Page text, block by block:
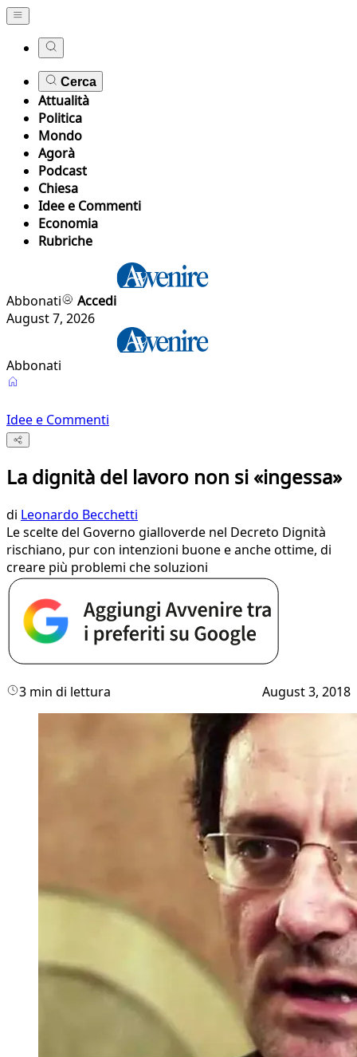
Cerca
Attualità
Politica
Mondo
Agorà
Podcast
Chiesa
Idee e Commenti
Economia
Rubriche
Abbonati
Accedi
August 7, 2026
Abbonati
Idee e Commenti
La dignità del lavoro non si «ingessa»
di Leonardo Becchetti
Le scelte del Governo gialloverde nel Decreto Dignità
rischiano, pur con intenzioni buone e anche ottime, di
creare più problemi che soluzioni
3 min di lettura August 3, 2018